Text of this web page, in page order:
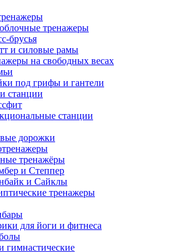
тренажеры
брусья
и силовые рамы
на свободных весах
под грифы и гантели
станции
станции
дорожки
тренажёры
и Степпер
и Сайклы
тренажеры
для йоги и фитнеса
гимнастические